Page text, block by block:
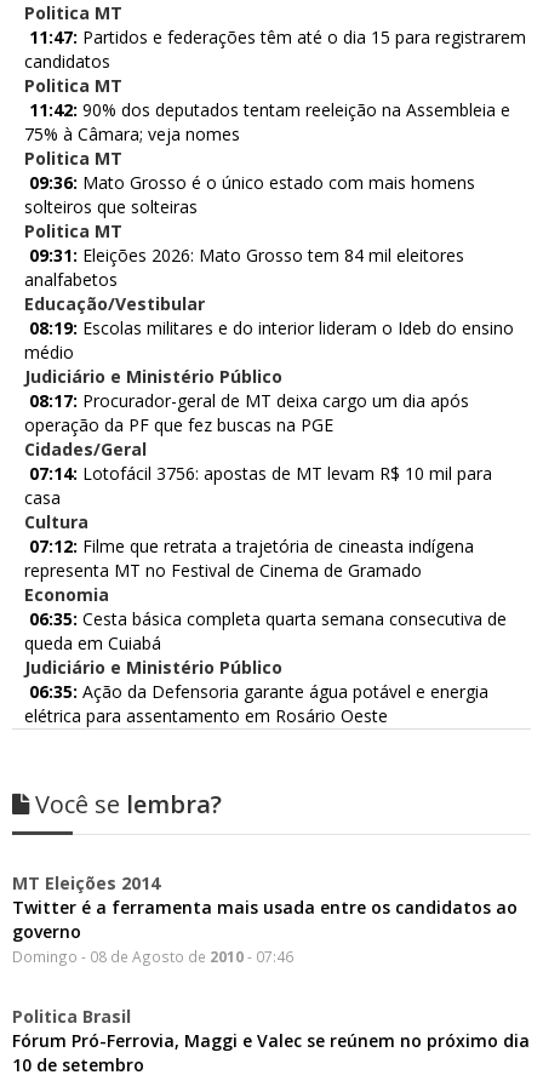
Politica MT
11:47: Partidos e federações têm até o dia 15 para registrarem
candidatos
Politica MT
11:42: 90% dos deputados tentam reeleição na Assembleia e
75% à Câmara; veja nomes
Politica MT
09:36: Mato Grosso é o único estado com mais homens
solteiros que solteiras
Politica MT
09:31: Eleições 2026: Mato Grosso tem 84 mil eleitores
analfabetos
Educação/Vestibular
08:19: Escolas militares e do interior lideram o Ideb do ensino
médio
Judiciário e Ministério Público
08:17: Procurador-geral de MT deixa cargo um dia após
operação da PF que fez buscas na PGE
Cidades/Geral
07:14: Lotofácil 3756: apostas de MT levam R$ 10 mil para
casa
Cultura
07:12: Filme que retrata a trajetória de cineasta indígena
representa MT no Festival de Cinema de Gramado
Economia
06:35: Cesta básica completa quarta semana consecutiva de
queda em Cuiabá
Judiciário e Ministério Público
06:35: Ação da Defensoria garante água potável e energia
elétrica para assentamento em Rosário Oeste
Você se lembra?
MT Eleições 2014
Twitter é a ferramenta mais usada entre os candidatos ao
governo
Domingo - 08 de Agosto de 2010- 07:46
Politica Brasil
Fórum Pró-Ferrovia, Maggi e Valec se reúnem no próximo dia
10 de setembro